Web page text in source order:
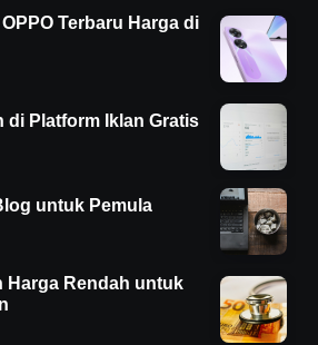
Terbaru Harga di
di Platform Iklan Gratis
untuk Pemula
Harga Rendah untuk